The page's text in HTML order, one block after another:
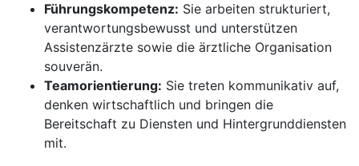
Führungskompetenz: Sie arbeiten strukturiert,
verantwortungsbewusst und unterstützen
Assistenzärzte sowie die ärztliche Organisation
souverän.
Teamorientierung: Sie treten kommunikativ auf,
denken wirtschaftlich und bringen die
Bereitschaft zu Diensten und Hintergrunddiensten
mit.